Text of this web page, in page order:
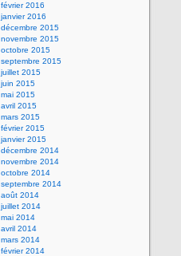
février 2016
janvier 2016
décembre 2015
novembre 2015
octobre 2015
septembre 2015
juillet 2015
juin 2015
mai 2015
avril 2015
mars 2015
février 2015
janvier 2015
décembre 2014
novembre 2014
octobre 2014
septembre 2014
août 2014
juillet 2014
mai 2014
avril 2014
mars 2014
février 2014